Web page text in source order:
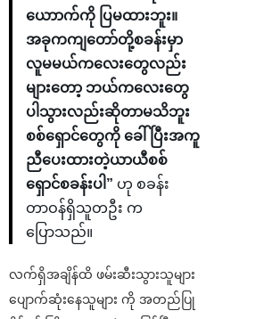
ယောာက်ကို ပြမထားဘူး။
အခုကကျတော်တို့စခန်းမှာ
လူမမယ်ကလေးတွေလည်း
များတော့ ဘယ်ကလေးတွေ
ပါသွားလည်းဆိုတာမသိဘူး
စစ်ရှောင်တွေကို ခေါ်ပြီးအကူ
ညီပေးထားတဲ့ယာယီစစ်
ရှောင်စခန်းပါ” ဟု စခန်း
တာဝန်ရှိသူတဦး က
ပြောသည်။
လက်ရှိအချိန်ထိ ဖမ်းဆီးသွားသူများ
ပျောက်ဆုံးနေသူများ ကို အတည်ပြု